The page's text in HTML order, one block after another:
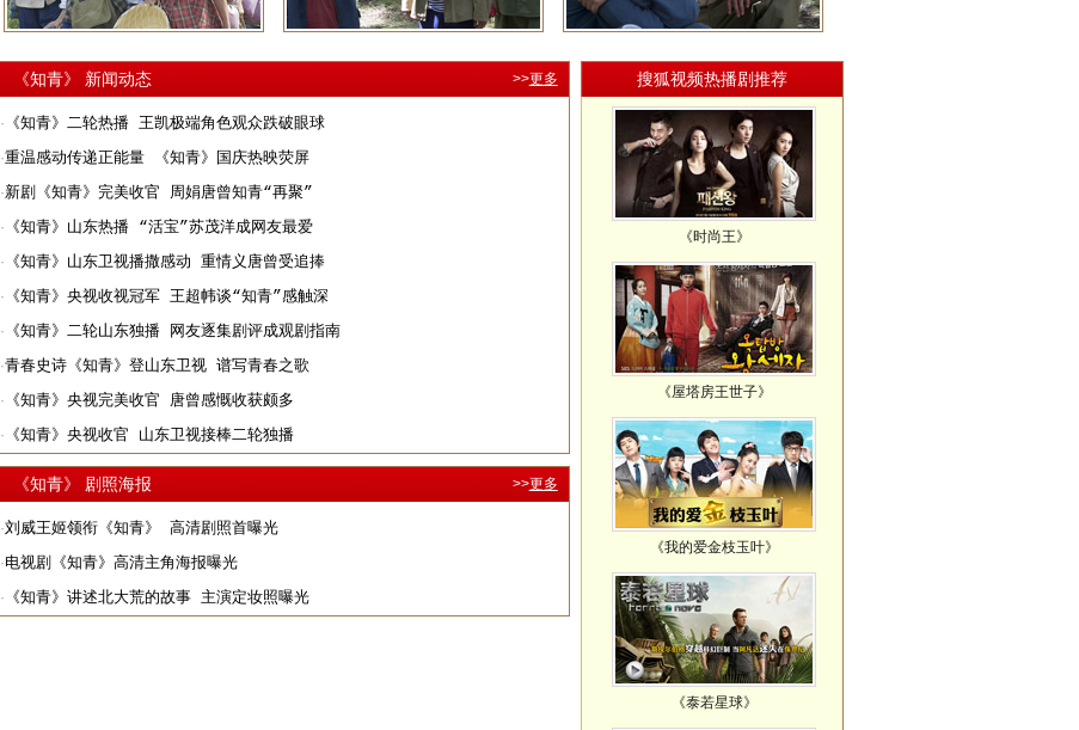
《知青》 新闻动态 >>更多
· 《知青》二轮热播 王凯极端角色观众跌破眼球
·重温感动传递正能量 《知青》国庆热映荧屏
·新剧《知青》完美收官 周娟唐曾知青“再聚”
· 《知青》山东热播 “活宝”苏茂洋成网友最爱
· 《知青》山东卫视播撒感动 重情义唐曾受追捧
· 《知青》央视收视冠军 王超帏谈“知青”感触深
· 《知青》二轮山东独播 网友逐集剧评成观剧指南
·青春史诗《知青》登山东卫视 谱写青春之歌
· 《知青》央视完美收官 唐曾感慨收获颇多
· 《知青》央视收官 山东卫视接棒二轮独播
《知青》 剧照海报 >>更多
·刘威王姬领衔《知青》 高清剧照首曝光
·电视剧《知青》高清主角海报曝光
· 《知青》讲述北大荒的故事 主演定妆照曝光
搜狐视频热播剧推荐
《时尚王》
《屋塔房王世子》
《我的爱金枝玉叶》
《泰若星球》